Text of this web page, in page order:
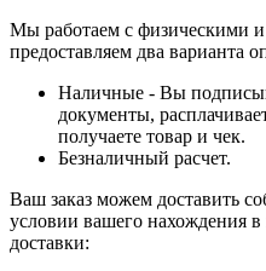
Мы работаем с физическими
предоставляем два варианта
Наличные - Вы
документы,
получаете товар и чек.
Безналичный расчет.
Ваш заказ можем доставить
условии вашего нахождения в
доставки: